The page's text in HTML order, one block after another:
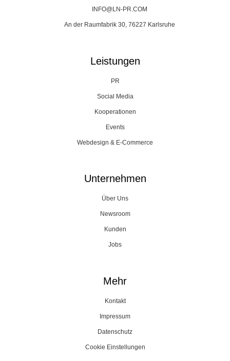
INFO@LN-PR.COM
An der Raumfabrik 30, 76227 Karlsruhe
Leistungen
PR
Social Media
Kooperationen
Events
Webdesign & E-Commerce
Unternehmen
Über Uns
Newsroom
Kunden
Jobs
Mehr
Kontakt
Impressum
Datenschutz
Cookie Einstellungen